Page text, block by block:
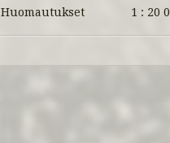
Huomautukset 1 : 20